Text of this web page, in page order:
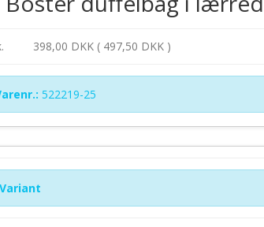
398,00 DKK ( 497,50 DKK )
522219-25